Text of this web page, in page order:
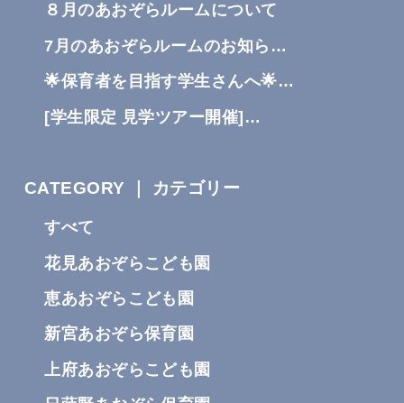
８月のあおぞらルームについて
7月のあおぞらルームのお知ら…
🌟保育者を目指す学生さんへ🌟…
[学生限定 見学ツアー開催]…
CATEGORY ｜ カテゴリー
すべて
花見あおぞらこども園
恵あおぞらこども園
新宮あおぞら保育園
上府あおぞらこども園